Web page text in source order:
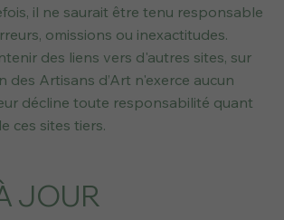
il ne saurait être tenu responsable
omissions ou inexactitudes.
des liens vers d'autres sites, sur
des Artisans d’Art n'exerce aucun
décline toute responsabilité quant
ces sites tiers.
JOUR